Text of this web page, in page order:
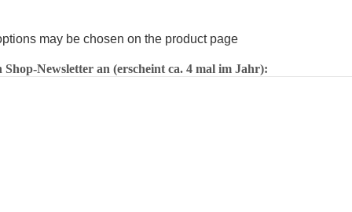
may be chosen on the product page
Newsletter an (erscheint ca. 4 mal im Jahr):